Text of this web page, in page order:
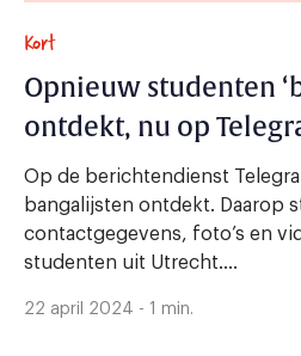
Kort
Opnieuw studenten
ontdekt, nu op
Op de berichtendienst
bangalijsten ontdekt. Daarop
contactgegevens, foto’s en
studenten uit Utrecht....
22 april 2024 - 1 min.